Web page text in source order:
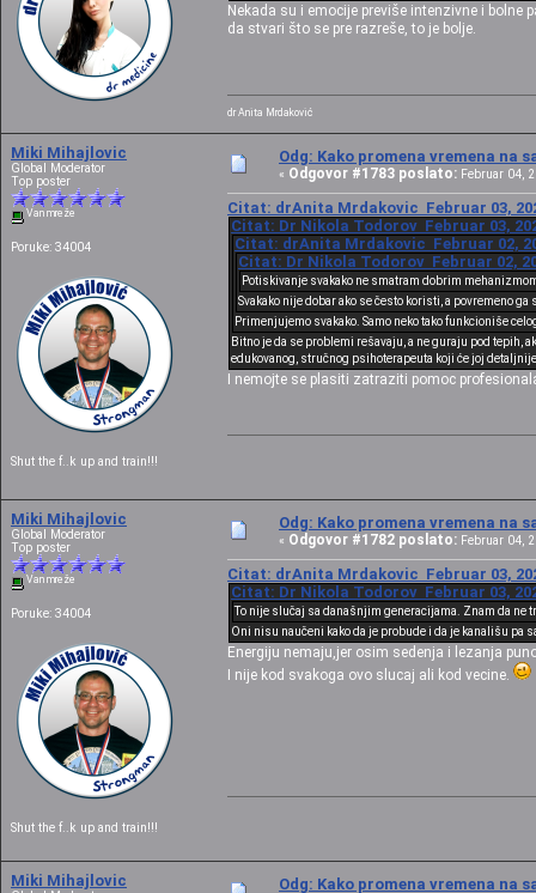
Nekada su i emocije previše intenzivne i
da stvari što se pre razreše, to je bolje.
dr Anita Mrdaković
Miki Mihajlovic
Global Moderator
Top poster
Van mreže
Poruke: 34004
Shut the f..k up and train!!!
Odg: Kako promena vremena na
« Odgovor #1783 poslato: Februar 04,
Citat: drAnita Mrdakovic Februar 03,
Citat: Dr Nikola Todorov Februar 03,
Citat: drAnita Mrdakovic Februar 02,
Citat: Dr Nikola Todorov Februar 02,
Potiskivanje svakako ne smatram dobrim
Svakako nije dobar ako se često koristi, a povremeno
Primenjujemo svakako. Samo neko tako funkcioniše
Bitno je da se problemi rešavaju, a ne guraju pod tepih,
edukovanog, stručnog psihoterapeuta koji će joj
I nemojte se plasiti zatraziti pomoc
Miki Mihajlovic
Global Moderator
Top poster
Van mreže
Poruke: 34004
Shut the f..k up and train!!!
Odg: Kako promena vremena na
« Odgovor #1782 poslato: Februar 04,
Citat: drAnita Mrdakovic Februar 03,
Citat: Dr Nikola Todorov Februar 03,
To nije slučaj sa današnjim generacijama. Znam da ne
Oni nisu naučeni kako da je probude i da je kanališu pa
Energiju nemaju,jer osim sedenja i lezanja
I nije kod svakoga ovo slucaj ali kod vecine.
Miki Mihajlovic Odg: Kako promena vremena na